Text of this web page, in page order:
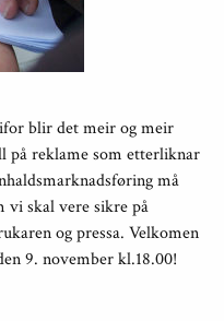
blir det meir og meir
på reklame som etterliknar
må
vi skal vere sikre på
og pressa. Velkomen
9. november kl.18.00!